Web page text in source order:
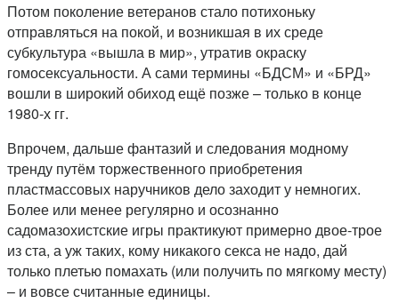
Потом поколение ветеранов стало потихоньку
отправляться на покой, и возникшая в их среде
субкультура «вышла в мир», утратив окраску
гомосексуальности. А сами термины «БДСМ» и «БРД»
вошли в широкий обиход ещё позже – только в конце
1980-х гг.
Впрочем, дальше фантазий и следования модному
тренду путём торжественного приобретения
пластмассовых наручников дело заходит у немногих.
Более или менее регулярно и осознанно
садомазохистские игры практикуют примерно двое-трое
из ста, а уж таких, кому никакого секса не надо, дай
только плетью помахать (или получить по мягкому месту)
– и вовсе считанные единицы.